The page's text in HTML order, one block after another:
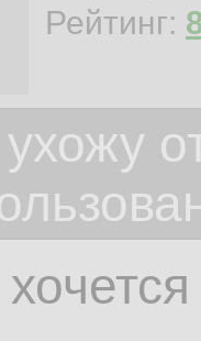
Рейтинг: